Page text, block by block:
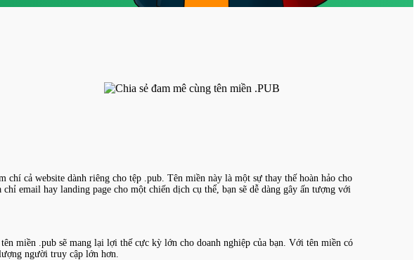
cả website dành riêng cho tệp .pub. Tên miền này là một sự thay thế hoàn hảo cho
email hay landing page cho một chiến dịch cụ thể, bạn sẽ dễ dàng gây ấn tượng với
miền .pub sẽ mang lại lợi thế cực kỳ lớn cho doanh nghiệp của bạn. Với tên miền có
người truy cập lớn hơn.